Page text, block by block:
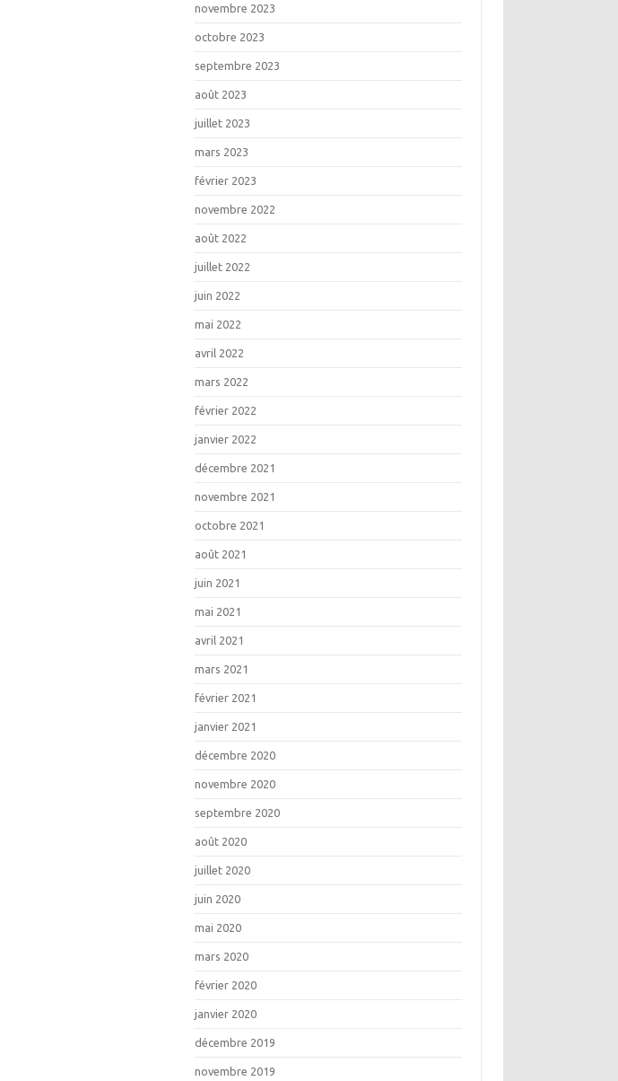
novembre 2023
octobre 2023
septembre 2023
août 2023
juillet 2023
mars 2023
février 2023
novembre 2022
août 2022
juillet 2022
juin 2022
mai 2022
avril 2022
mars 2022
février 2022
janvier 2022
décembre 2021
novembre 2021
octobre 2021
août 2021
juin 2021
mai 2021
avril 2021
mars 2021
février 2021
janvier 2021
décembre 2020
novembre 2020
septembre 2020
août 2020
juillet 2020
juin 2020
mai 2020
mars 2020
février 2020
janvier 2020
décembre 2019
novembre 2019